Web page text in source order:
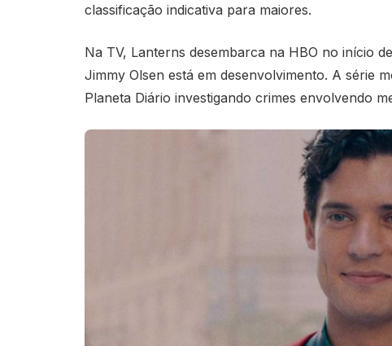
classificação indicativa para maiores.
Na TV, Lanterns desembarca na HBO no início
Jimmy Olsen está em desenvolvimento. A série
Planeta Diário investigando crimes envolvendo